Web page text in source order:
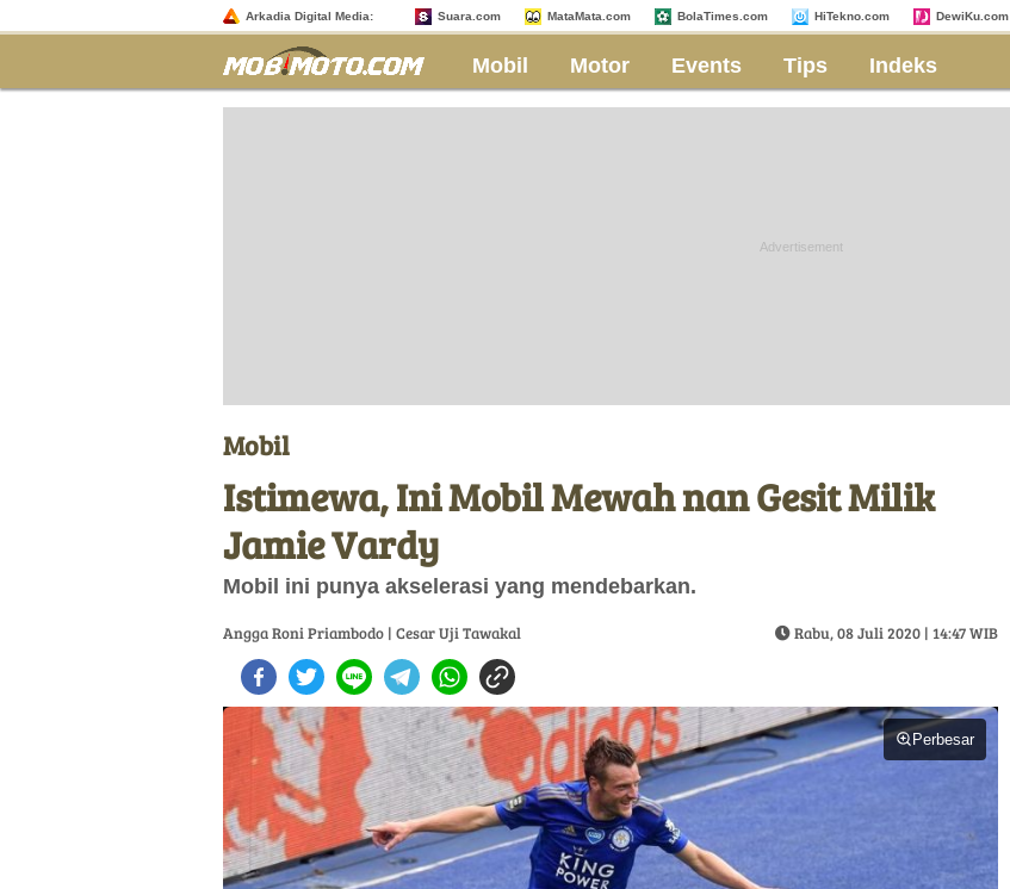
Arkadia Digital Media: Suara.com MataMata.com BolaTimes.com HiTekno.com DewiKu.com
Mobil Motor Events Tips Indeks
Mobil
Istimewa, Ini Mobil Mewah nan Gesit Milik
Jamie Vardy
Mobil ini punya akselerasi yang mendebarkan.
Angga Roni Priambodo | Cesar Uji Tawakal Rabu, 08 Juli 2020 | 14:47 WIB
Perbesar